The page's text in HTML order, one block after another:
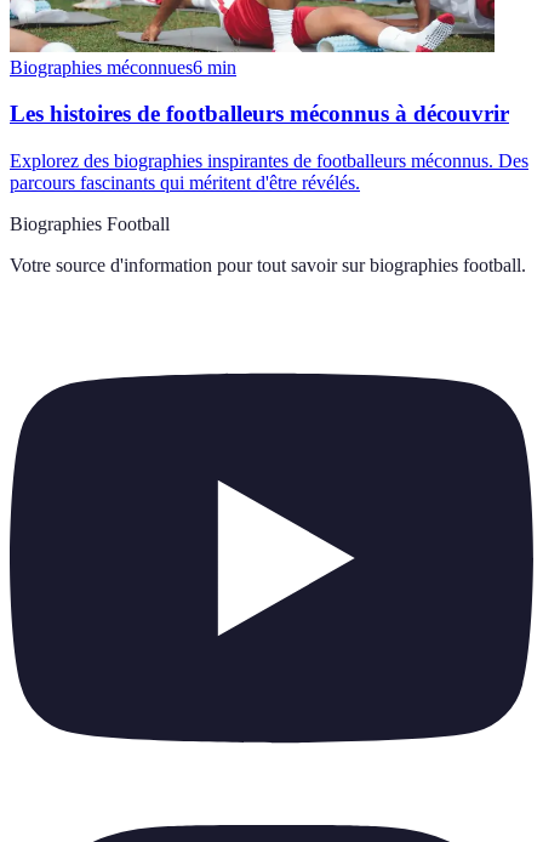
Biographies méconnues6 min
Les histoires de footballeurs méconnus à découvrir
Explorez des biographies inspirantes de footballeurs méconnus. Des
parcours fascinants qui méritent d'être révélés.
Biographies Football
Votre source d'information pour tout savoir sur biographies football.